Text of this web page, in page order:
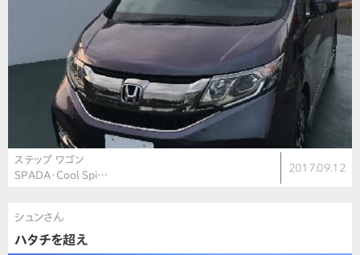
ステップ ワゴン
SPADA・Cool Spi…
2017.09.12
シュンさん
ハタチを超え